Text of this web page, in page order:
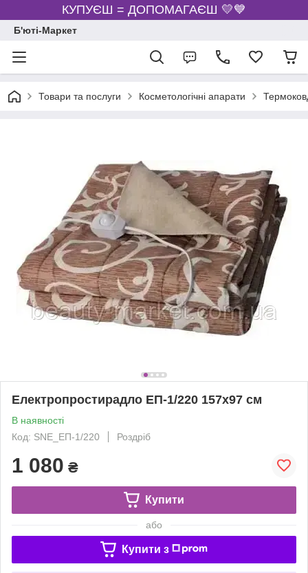
КУПУЄШ = ДОПОМАГАЄШ 💛💙
Б'юті-Маркет
Товари та послуги Косметологічні апарати
Електропростирадло ЕП-1/220 157х97 см
В наявності
Код: SNE_ЕП-1/220
Роздріб
1 080 ₴
Купити
або
Купити з